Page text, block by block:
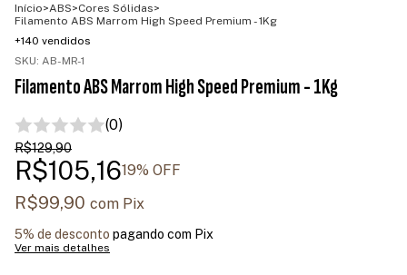
Início>ABS>Cores Sólidas>
Filamento ABS Marrom High Speed Premium - 1Kg
+140 vendidos
SKU: AB-MR-1
Filamento ABS Marrom High Speed Premium - 1Kg
(0)
R$129,90
R$105,1619% OFF
R$99,90 com Pix
5% de desconto pagando com Pix
Ver mais detalhes